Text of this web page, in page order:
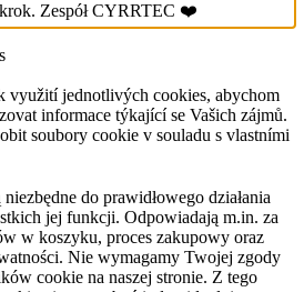
Zespół CYRRTEC ❤️
využití jednotlivých cookies, abychom
informace týkající se Vašich zájmů.
soubory cookie v souladu s vlastními
do prawidłowego działania
jej funkcji. Odpowiadają m.in. za
w koszyku, proces zakupowy oraz
Nie wymagamy Twojej zgody
cookie na naszej stronie. Z tego